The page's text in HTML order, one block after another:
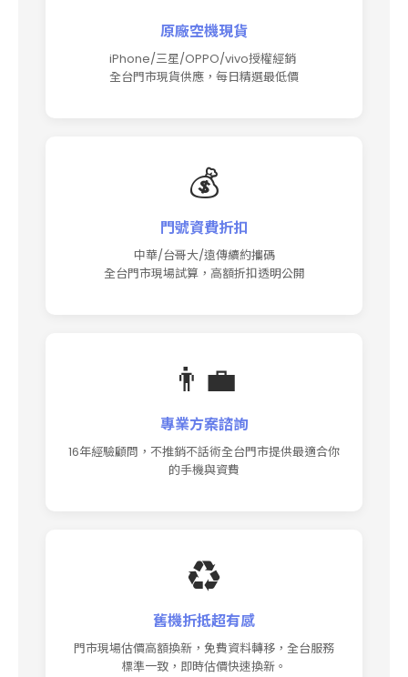
原廠空機現貨
iPhone/三星/OPPO/vivo授權經銷
全台門市現貨供應，每日精選最低價
💰
門號資費折扣
中華/台哥大/遠傳續約攜碼
全台門市現場試算，高額折扣透明公開
👨‍💼
專業方案諮詢
16年經驗顧問，不推銷不話術全台門市提供最適合你
的手機與資費
♻️
舊機折抵超有感
門市現場估價高額換新，免費資料轉移，全台服務
標準一致，即時估價快速換新。